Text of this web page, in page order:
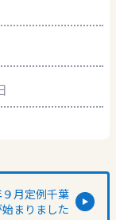
月定例千葉
まりました